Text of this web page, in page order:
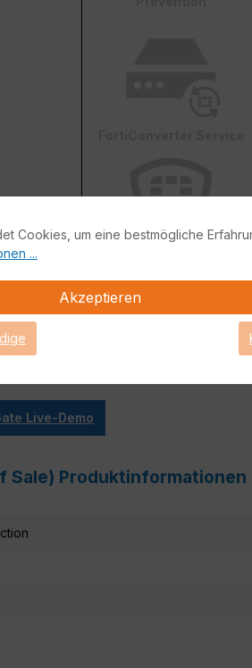
gebrauch machen können.
Live-Demo
Sale) Produktinformationen
Cookies, um eine bestmögliche
...
Akzeptieren